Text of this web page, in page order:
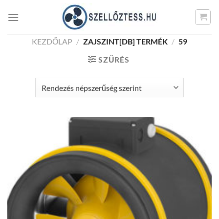
KEZDŐLAP / ZAJSZINT[DB] TERMÉK / 59
SZŰRÉS